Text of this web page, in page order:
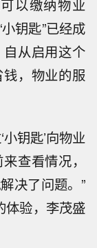
以缴纳物业
钥匙”已经成
从启用这个
，物业的服
钥匙’向物业
查看情况，
决了问题。”
体验，李茂盛